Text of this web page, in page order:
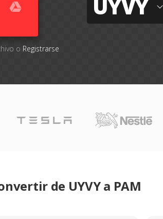
o Registrarse
UYVY
de UYVY a PAM